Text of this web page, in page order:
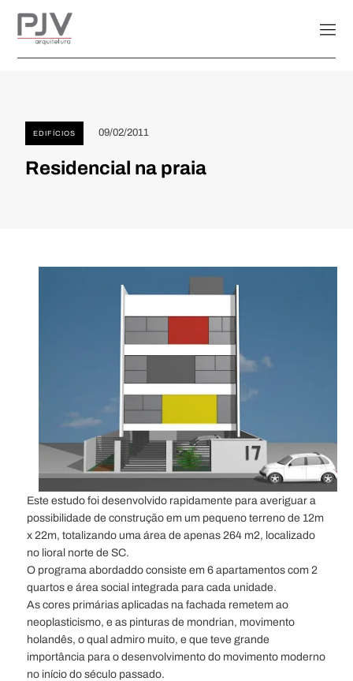
EDIFÍCIOS 09/02/2011
Residencial na praia
Este estudo foi desenvolvido rapidamente para averiguar a
possibilidade de construção em um pequeno terreno de 12m
x 22m, totalizando uma área de apenas 264 m2, localizado
no lioral norte de SC.
O programa abordaddo consiste em 6 apartamentos com 2
quartos e área social integrada para cada unidade.
As cores primárias aplicadas na fachada remetem ao
neoplasticismo, e as pinturas de mondrian, movimento
holandês, o qual admiro muito, e que teve grande
importância para o desenvolvimento do movimento moderno
no início do século passado.